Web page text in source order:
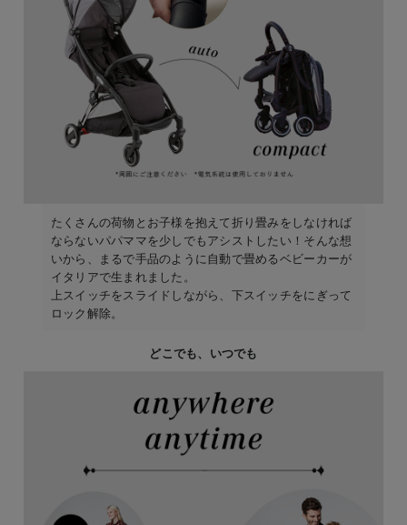
たくさんの荷物とお子様を抱えて折り畳みをしなければ
ならないパパママを少しでもアシストしたい！そんな想
いから、まるで手品のように自動で畳めるベビーカーが
イタリアで生まれました。
上スイッチをスライドしながら、下スイッチをにぎって
ロック解除。
どこでも、いつでも